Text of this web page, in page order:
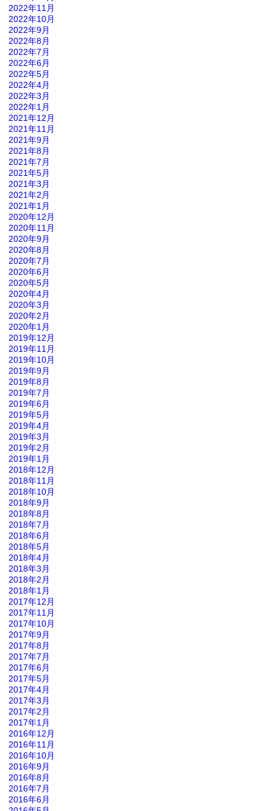
2022年11月
2022年10月
2022年9月
2022年8月
2022年7月
2022年6月
2022年5月
2022年4月
2022年3月
2022年1月
2021年12月
2021年11月
2021年9月
2021年8月
2021年7月
2021年5月
2021年3月
2021年2月
2021年1月
2020年12月
2020年11月
2020年9月
2020年8月
2020年7月
2020年6月
2020年5月
2020年4月
2020年3月
2020年2月
2020年1月
2019年12月
2019年11月
2019年10月
2019年9月
2019年8月
2019年7月
2019年6月
2019年5月
2019年4月
2019年3月
2019年2月
2019年1月
2018年12月
2018年11月
2018年10月
2018年9月
2018年8月
2018年7月
2018年6月
2018年5月
2018年4月
2018年3月
2018年2月
2018年1月
2017年12月
2017年11月
2017年10月
2017年9月
2017年8月
2017年7月
2017年6月
2017年5月
2017年4月
2017年3月
2017年2月
2017年1月
2016年12月
2016年11月
2016年10月
2016年9月
2016年8月
2016年7月
2016年6月